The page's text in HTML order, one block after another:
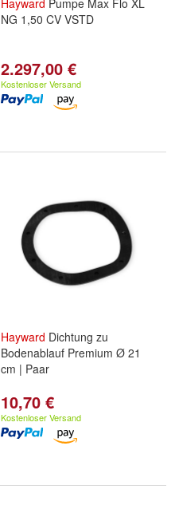
Hayward Pumpe Max Flo XL
NG 1,50 CV VSTD
2.297,00 €
Kostenloser Versand
Hayward Dichtung zu
Bodenablauf Premium Ø 21
cm | Paar
10,70 €
Kostenloser Versand